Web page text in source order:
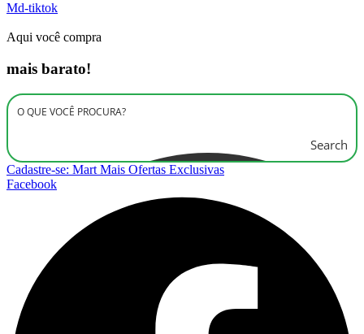
Md-tiktok
Aqui você compra
mais barato!
Search
Cadastre-se: Mart Mais Ofertas Exclusivas
Facebook